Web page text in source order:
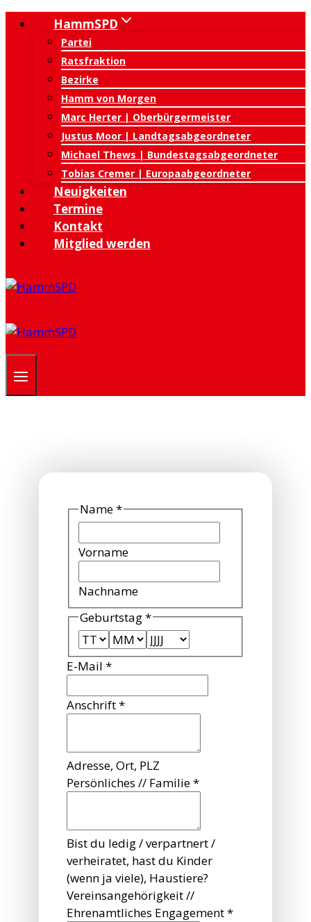
Zum
springen
HammSPD
Partei
Ratsfraktion
Bezirke
Hamm von Morgen
Marc Herter | Oberbürgermeister
Justus Moor | Landtagsabgeordneter
Michael Thews | Bundestagsabgeordneter
Tobias Cremer | Europaabgeordneter
Neuigkeiten
Termine
Kontakt
Mitglied werden
Name*
Vorname
Nachname
Geburtstag*
E-Mail *
Anschrift*
Adresse, Ort, PLZ
Persönliches // Familie*
Bist du ledig / verpartnert /
verheiratet, hast du Kinder
(wenn ja viele), Haustiere?
Vereinsangehörigkeit //
Ehrenamtliches Engagement*